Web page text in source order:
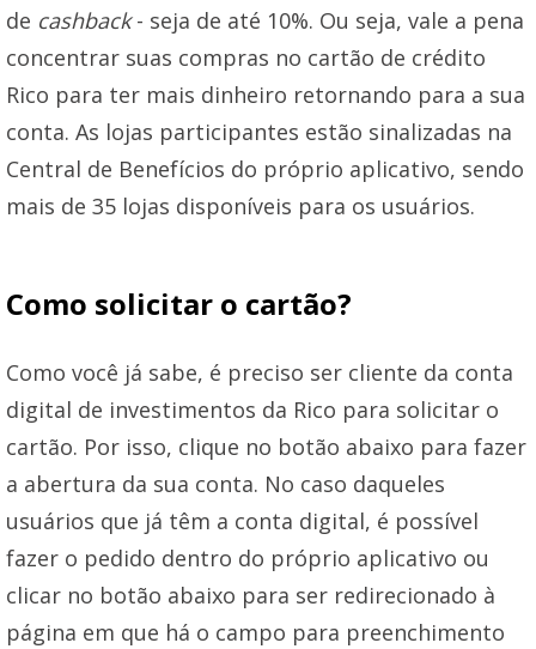
de cashback- seja de até 10%. Ou seja, vale a pena
concentrar suas compras no cartão de crédito
Rico para ter mais dinheiro retornando para a sua
conta. As lojas participantes estão sinalizadas na
Central de Benefícios do próprio aplicativo, sendo
mais de 35 lojas disponíveis para os usuários.
Como solicitar o cartão?
Como você já sabe, é preciso ser cliente da conta
digital de investimentos da Rico para solicitar o
cartão. Por isso, clique no botão abaixo para fazer
a abertura da sua conta. No caso daqueles
usuários que já têm a conta digital, é possível
fazer o pedido dentro do próprio aplicativo ou
clicar no botão abaixo para ser redirecionado à
página em que há o campo para preenchimento